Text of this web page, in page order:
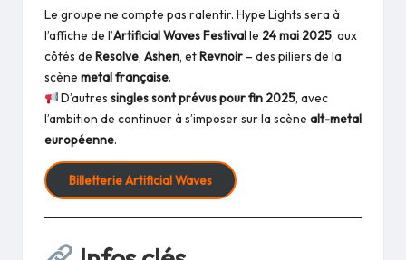
Le groupe ne compte pas ralentir. Hype Lights sera à
l’affiche de l’Artificial Waves Festivalle 24 mai 2025, aux
côtés de Resolve, Ashen, et Revnoir – des piliers de la
scène metal française.
D’autressingles sont prévus pour fin 2025, avec
l’ambition de continuer à s’imposer sur la scène alt-metal
européenne.
Billetterie Artificial Waves